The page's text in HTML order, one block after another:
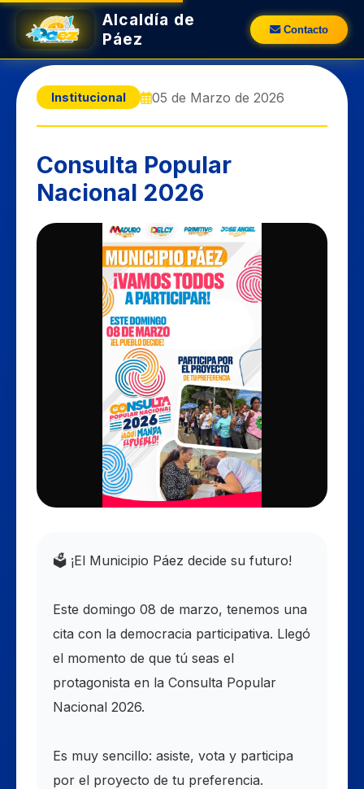
Alcaldía de
Páez
Contacto
Institucional 05 de Marzo de 2026
Consulta Popular
Nacional 2026
🗳️ ¡El Municipio Páez decide su futuro!
​Este domingo 08 de marzo, tenemos una
cita con la democracia participativa. Llegó
el momento de que tú seas el
protagonista en la Consulta Popular
Nacional 2026.
​Es muy sencillo: asiste, vota y participa
por el proyecto de tu preferencia.